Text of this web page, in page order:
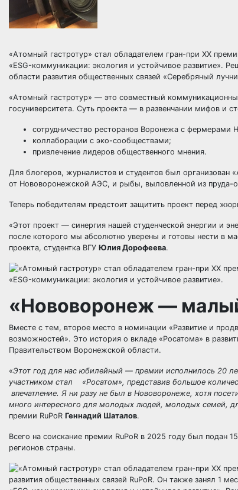
«Атомный гастротур» стал обладателем гран-при XX
«ESG-коммуникации: экология и устойчивое развитие».
области развития общественных связей «Серебряный
«Атомный гастротур» — это совместный
госуниверситета. Суть проекта — в развенчании мифов и
сотрудничество ресторанов Воронежа с фермерами
коллаборации с эко-сообществами;
привлечение лидеров общественного мнения.
Для блогеров, журналистов и студентов был организован
от Нововоронежской АЭС, и рыбы, выловленной из пруда-
Теперь победителям предстоит защитить проект перед
«Этот проект — синергия нашей студенческой энергии и
после которого мы абсолютно уверены и готовы нести в
проекта, студентка ВГУ Юлия Дорофеева.
«Нововоронеж —
Вместе с тем, второе место в номинации «Развитие и
возможностей». Это история о вкладе «Росатома» в
Правительством Воронежской области.
«Этот год для нас юбилейный — премии исполнилось 20
участником стал «Росатом», представив большое
впечатление. Я ни разу не был в Нововоронеже, хотя
много интересного для молодых людей, молодых семей,
премии RuPoR Геннадий Шаталов.
Всего на соискание премии RuPoR в 2025 году был подан
регионов страны.